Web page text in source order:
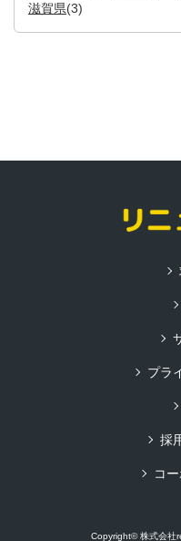
滋賀県(3)
プラ
採
コ
Copyright© 株式会社